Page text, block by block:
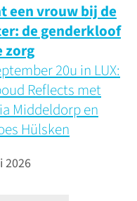
een vrouw bij de
de genderkloof
zorg
20u in LUX:
Reflects met
Middeldorp en
Hülsken
2026